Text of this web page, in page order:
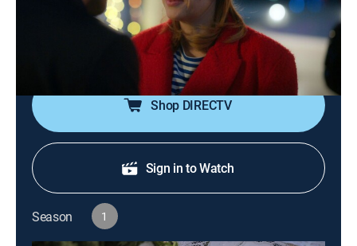
Evren prepara una romántica sorpresa para su novia,
Timur se entera y pierde el control. Rengin y Efsun
derrumban el plan de Tugra. Bahar se reconcilia con
Uraz y ya no dependerá de los demás.
Shop DIRECTV
Sign in to Watch
Season 1